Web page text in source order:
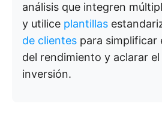
análisis que integren
y utilice plantillas
de clientes para simplificar
del rendimiento y aclarar
inversión.